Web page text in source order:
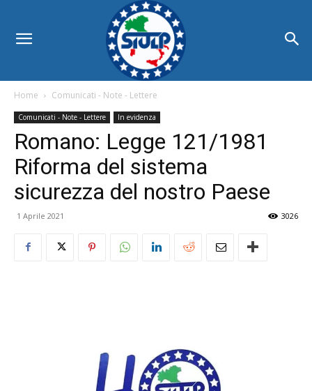
Home Comunicati - Note - Lettere
Comunicati - Note - Lettere In evidenza
Romano: Legge 121/1981
Riforma del sistema
sicurezza del nostro Paese
1 Aprile 2021 3026